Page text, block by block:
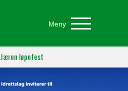
Meny
Jæren løpefest